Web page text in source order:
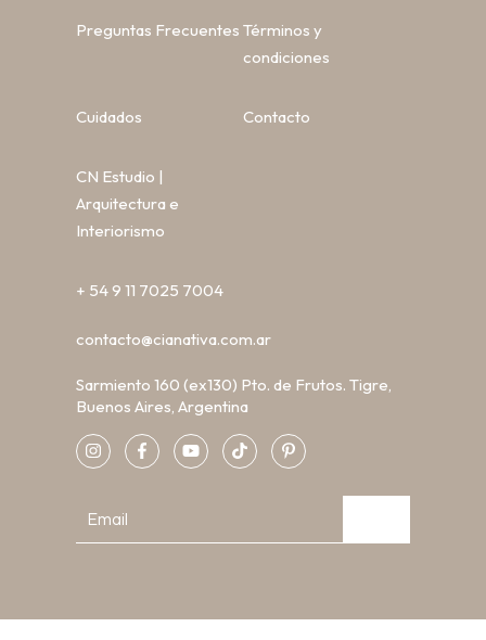
Preguntas Frecuentes Términos y
condiciones
Cuidados Contacto
CN Estudio |
Arquitectura e
Interiorismo
+ 54 9 11 7025 7004
contacto@cianativa.com.ar
Sarmiento 160 (ex130) Pto. de Frutos. Tigre,
Buenos Aires, Argentina